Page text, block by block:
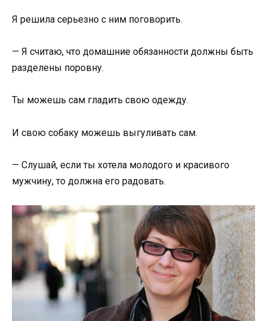
Я решила серьезно с ним поговорить.
— Я считаю, что домашние обязанности должны быть
разделены поровну.
Ты можешь сам гладить свою одежду.
И свою собаку можешь выгуливать сам.
— Слушай, если ты хотела молодого и красивого
мужчину, то должна его радовать.